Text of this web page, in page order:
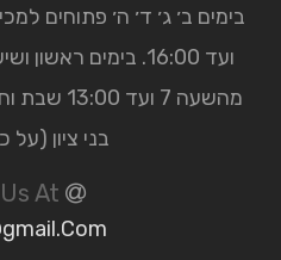
ועד 16:00. בימים
מהשעה 7
בני ציון (על